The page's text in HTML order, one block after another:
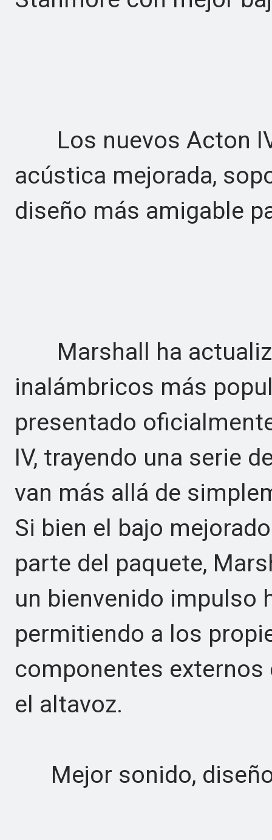
Los nuevos Acton
acústica mejorada,
diseño más amigable
Marshall ha
inalámbricos más
presentado
IV, trayendo una serie
van más allá de
Si bien el bajo
parte del paquete,
un bienvenido impulso
permitiendo a los
componentes externos
el altavoz.
Mejor sonido,